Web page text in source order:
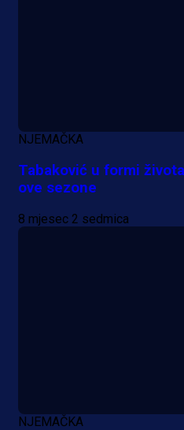
MrBit: Isprati
bonus
NJEMAČKA
Tabaković u formi
ove sezone
8 mjesec 2 sedmica
NJEMAČKA